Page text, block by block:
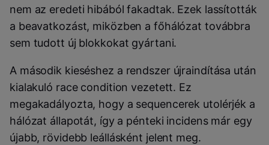
nem az eredeti hibából fakadtak. Ezek lassították
a beavatkozást, miközben a főhálózat továbbra
sem tudott új blokkokat gyártani.
A második kieséshez a rendszer újraindítása után
kialakuló race condition vezetett. Ez
megakadályozta, hogy a sequencerek utolérjék a
hálózat állapotát, így a pénteki incidens már egy
újabb, rövidebb leállásként jelent meg.